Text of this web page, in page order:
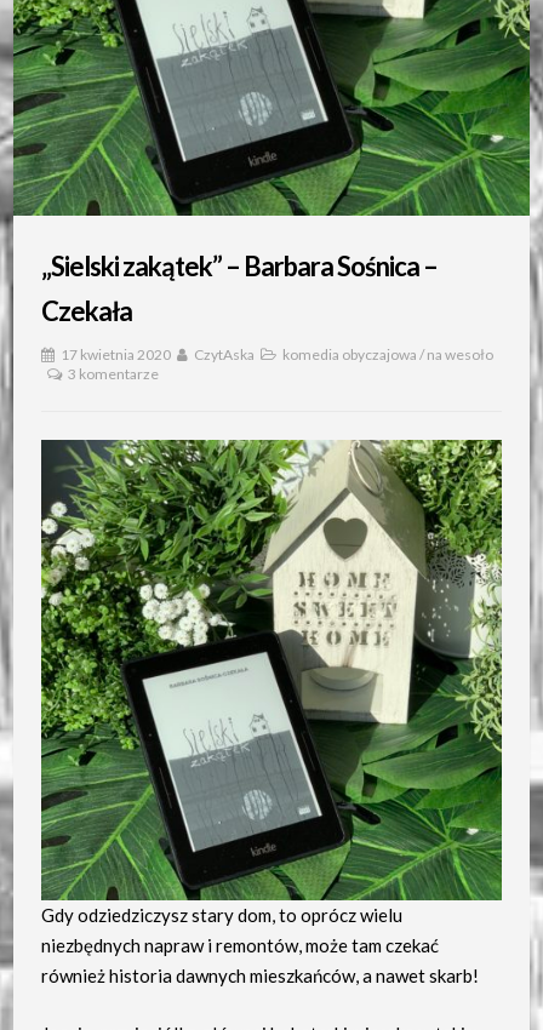
„Sielski zakątek” – Barbara Sośnica –
Czekała
17 kwietnia 2020 CzytAska komedia obyczajowa /na wesoło
3 komentarze
Gdy odziedziczysz stary dom, to oprócz wielu
niezbędnych napraw i remontów, może tam czekać
również historia dawnych mieszkańców, a nawet skarb!